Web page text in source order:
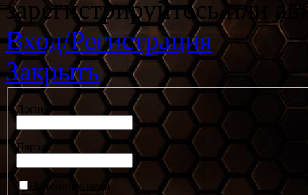
зарегистрируйтесь или
Вход/Регистрация
Закрыть
Логин
Пароль
Запомнить меня